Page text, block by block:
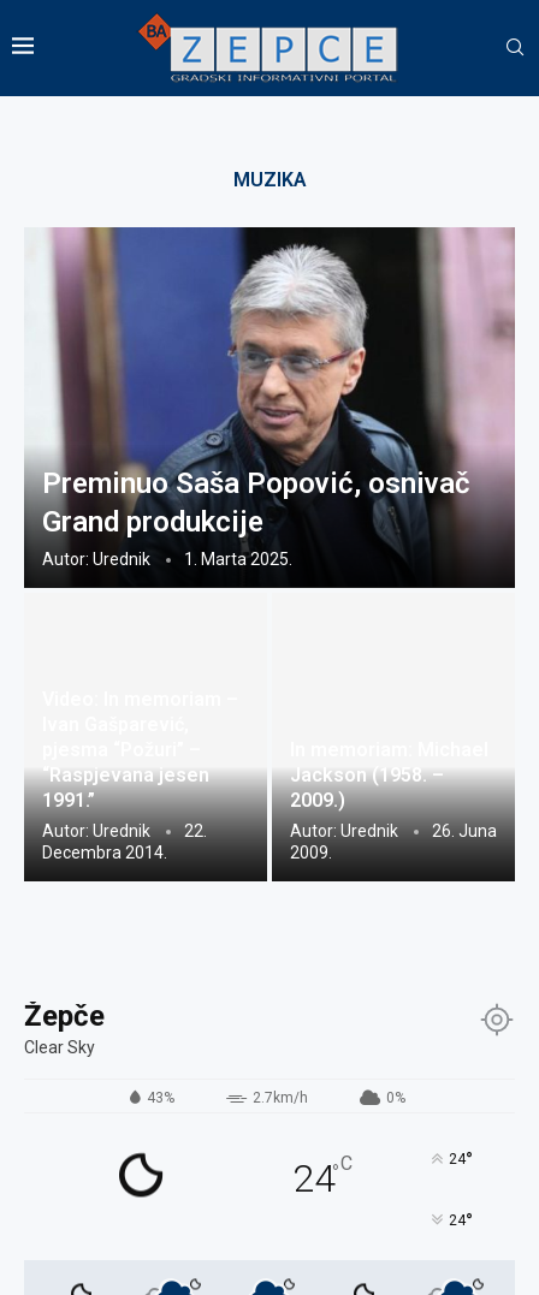
MUZIKA
Preminuo Saša Popović, osnivač
Grand produkcije
Autor: Urednik 1. Marta 2025.
“Raspjevana jesen
1991.”
Autor: Urednik
22.
Decembra 2014.
Jackson (1958. –
2009.)
Autor: Urednik
26. Juna
2009.
Žepče
Clear Sky
43% 2.7km/h 0%
24°C 24°
24°